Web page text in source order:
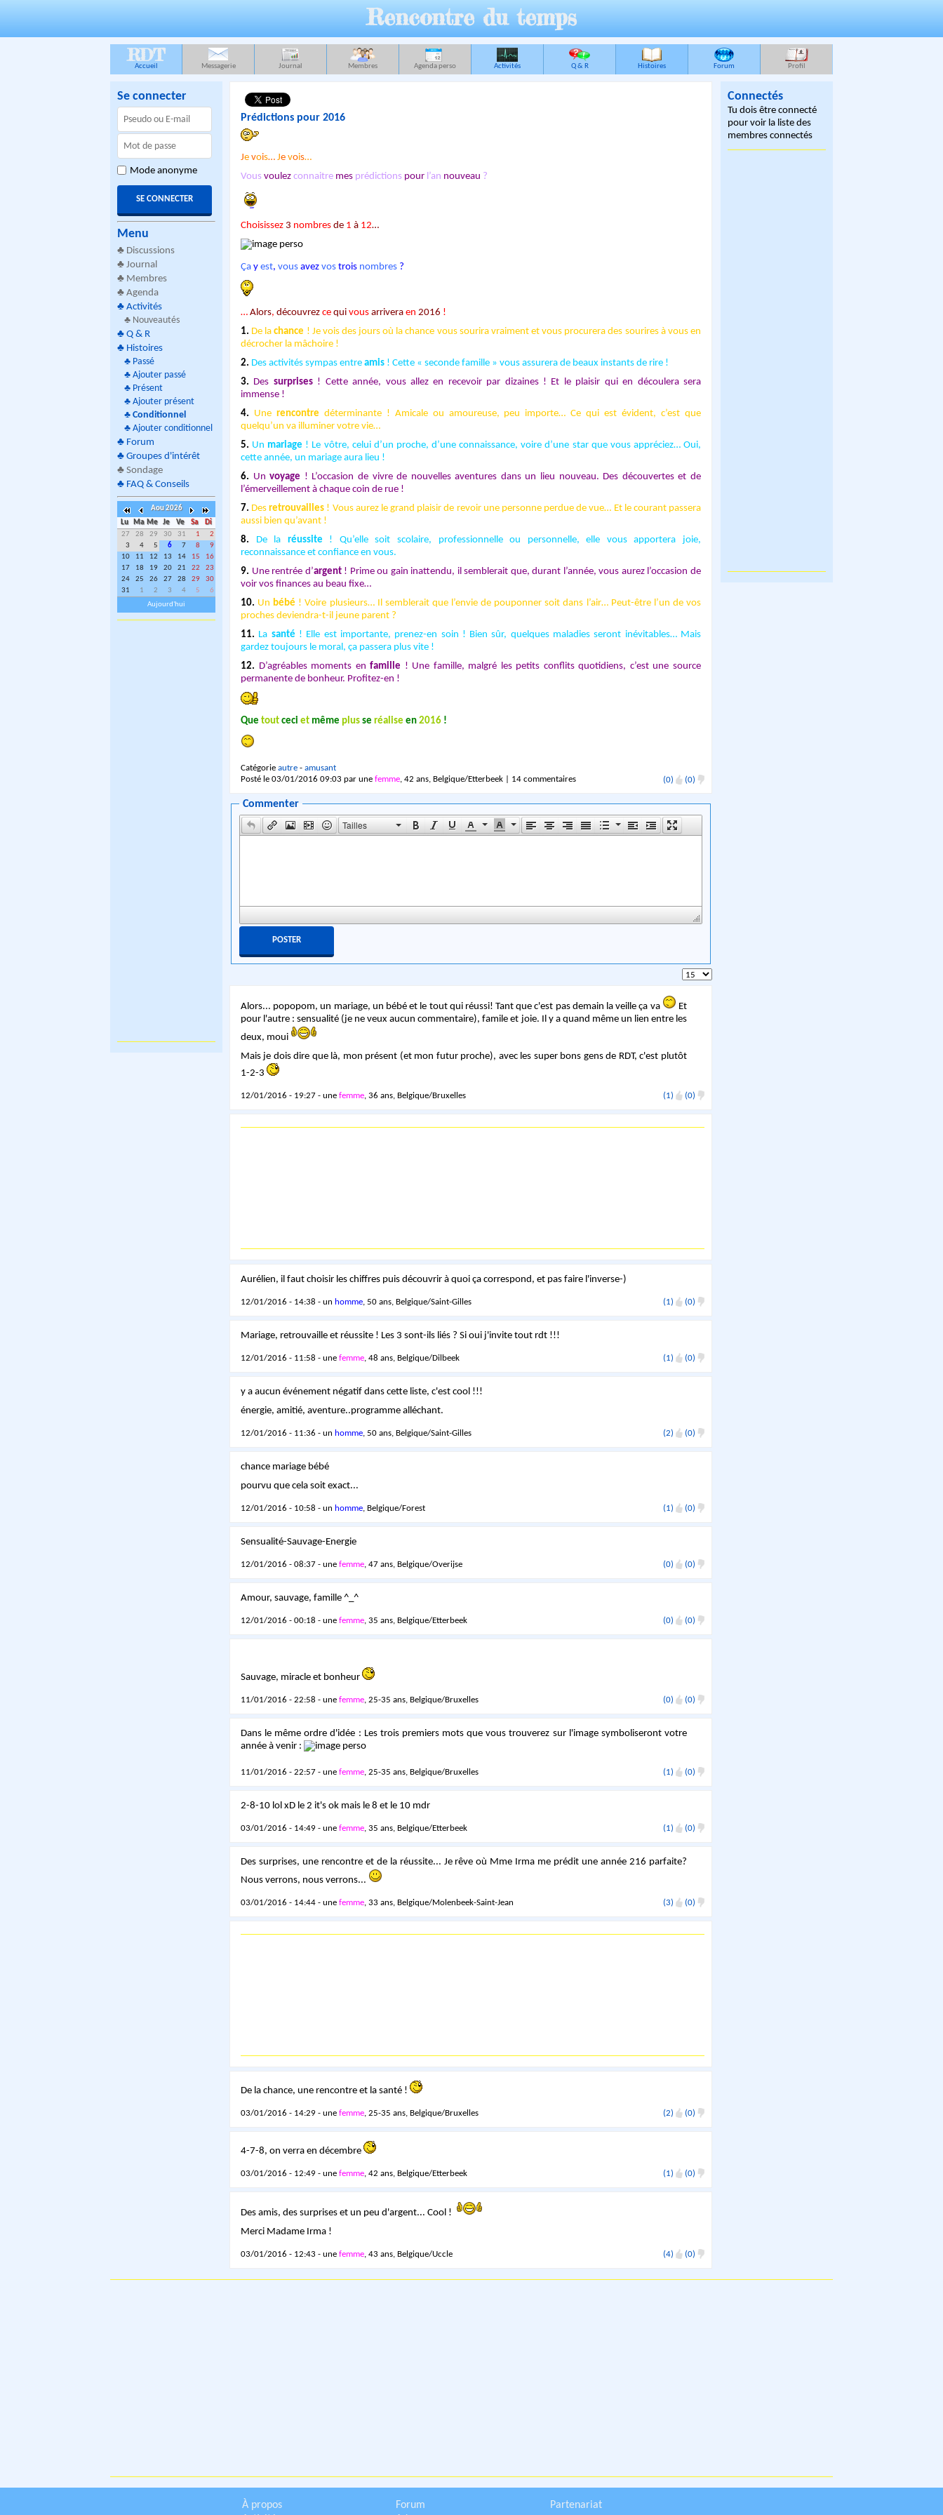
Rencontre du temps
RDT
Accueil Messagerie Journal Membres Agenda perso Activités Q & R Histoires Forum Profil
Se connecter
Mode anonyme
Menu
♣ Discussions
♣ Journal
♣ Membres
♣ Agenda
♣ Activités
♣ Nouveautés
♣ Q & R
♣ Histoires
♣ Passé
♣ Ajouter passé
♣ Présent
♣ Ajouter présent
♣ Conditionnel
♣ Ajouter conditionnel
♣ Forum
♣ Groupes d'intérêt
♣ Sondage
♣ FAQ & Conseils
Aou 2026
Lu
Ma Me Je Ve Sa
Di
27
28 29 30 31 1
2
3
4 5 6 7 8
9
10
11 12 13 14 15
16
17
18 19 20 21 22
23
24
25 26 27 28 29
30
31
1 2 3 4 5
6
Aujourd'hui
Prédictions pour 2016
Jevois… Je vois…
Vous voulezconnaitre mesprédictions pour l’an nouveau ?
Choisissez 3 nombres de1 à12…
Ça yest, vous avezvos troisnombres ?
… Alors, découvrezce quivous arriveraen 2016 !
1. De lachance ! Je vois des jours où la chance vous sourira vraiment et vous procurera des sourires à vous en
décrocher la mâchoire !
2. Des activités sympas entre amis! Cette « seconde famille » vous assurera de beaux instants de rire !
3. Des surprises! Cette année, vous allez en recevoir par dizaines ! Et le plaisir qui en découlera sera
immense !
4. Une rencontre déterminante ! Amicale ou amoureuse, peu importe… Ce qui est évident, c’est que
quelqu’un va illuminer votre vie…
5. Un mariage ! Le vôtre, celui d’un proche, d’une connaissance, voire d’une star que vous appréciez… Oui,
cette année, un mariage aura lieu !
6. Unvoyage ! L’occasion de vivre de nouvelles aventures dans un lieu nouveau. Des découvertes et de
l’émerveillement à chaque coin de rue !
7. Desretrouvailles ! Vous aurez le grand plaisir de revoir une personne perdue de vue… Et le courant passera
aussi bien qu’avant !
8.
De la réussite ! Qu’elle soit scolaire, professionnelle ou personnelle, elle vous apportera joie,
reconnaissance et confiance en vous.
9. Une rentrée d’argent! Prime ou gain inattendu, il semblerait que, durant l’année, vous aurez l’occasion de
voir vos finances au beau fixe…
10. Un bébé ! Voire plusieurs… Il semblerait que l’envie de pouponner soit dans l’air… Peut-être l’un de vos
proches deviendra-t-il jeune parent ?
11. La santé ! Elle est importante, prenez-en soin ! Bien sûr, quelques maladies seront inévitables… Mais
gardez toujours le moral, ça passera plus vite !
12. D’agréables moments enfamille ! Une famille, malgré les petits conflits quotidiens, c’est une source
permanente de bonheur. Profitez-en !
Que tout ceci et même pl us se réal ise en 2016 !
Catégorie autre- amusant
Posté le 03/01/2016 09:03 par une femme, 42 ans, Belgique/Etterbeek | 14 commentaires (0) (0)
Commenter
Tailles
Alors... popopom, un mariage, un bébé et le tout qui réussi! Tant que c'est pas demain la veille ça va
Et
pour l'autre : sensualité (je ne veux aucun commentaire), famile et joie. Il y a quand même un lien entre les
deux, moui
Mais je dois dire que là, mon présent (et mon futur proche), avec les super bons gens de RDT, c'est plutôt
1-2-3
12/01/2016 - 19:27 - une femme, 36 ans, Belgique/Bruxelles (1) (0)
Aurélien, il faut choisir les chiffres puis découvrir à quoi ça correspond, et pas faire l'inverse-)
12/01/2016 - 14:38 - un homme, 50 ans, Belgique/Saint-Gilles (1) (0)
Mariage, retrouvaille et réussite ! Les 3 sont-ils liés ? Si oui j'invite tout rdt !!!
12/01/2016 - 11:58 - une femme, 48 ans, Belgique/Dilbeek (1) (0)
y a aucun événement négatif dans cette liste, c'est cool !!!
énergie, amitié, aventure..programme alléchant.
12/01/2016 - 11:36 - un homme, 50 ans, Belgique/Saint-Gilles (2) (0)
chance mariage bébé
pourvu que cela soit exact...
12/01/2016 - 10:58 - un homme, Belgique/Forest (1) (0)
Sensualité-Sauvage-Energie
12/01/2016 - 08:37 - une femme, 47 ans, Belgique/Overijse (0) (0)
Amour, sauvage, famille ^_^
12/01/2016 - 00:18 - une femme, 35 ans, Belgique/Etterbeek (0) (0)
Sauvage, miracle et bonheur
11/01/2016 - 22:58 - une femme, 25-35 ans, Belgique/Bruxelles (0) (0)
Dans le même ordre d'idée : Les trois premiers mots que vous trouverez sur l'image symboliseront votre
année à venir :
11/01/2016 - 22:57 - une femme, 25-35 ans, Belgique/Bruxelles (1) (0)
2-8-10 lol xD le 2 it's ok mais le 8 et le 10 mdr
03/01/2016 - 14:49 - une femme, 35 ans, Belgique/Etterbeek (1) (0)
Des surprises, une rencontre et de la réussite... Je rêve où Mme Irma me prédit une année 216 parfaite?
Nous verrons, nous verrons...
03/01/2016 - 14:44 - une femme, 33 ans, Belgique/Molenbeek-Saint-Jean (3) (0)
De la chance, une rencontre et la santé !
03/01/2016 - 14:29 - une femme, 25-35 ans, Belgique/Bruxelles (2) (0)
4-7-8, on verra en décembre
03/01/2016 - 12:49 - une femme, 42 ans, Belgique/Etterbeek (1) (0)
Des amis, des surprises et un peu d'argent... Cool !
Merci Madame Irma !
03/01/2016 - 12:43 - une femme, 43 ans, Belgique/Uccle (4) (0)
Connectés
Tu dois être connecté
pour voir la liste des
membres connectés
À propos
Forum
Partenariat